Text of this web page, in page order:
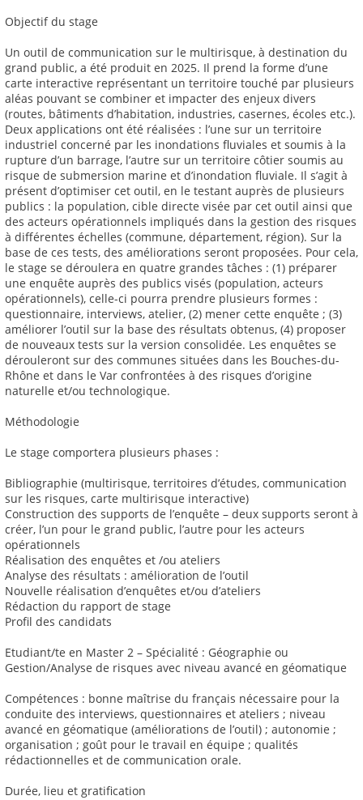
Objectif du stage
Un outil de communication sur le multirisque, à destination du
grand public, a été produit en 2025. Il prend la forme d’une
carte interactive représentant un territoire touché par plusieurs
aléas pouvant se combiner et impacter des enjeux divers
(routes, bâtiments d’habitation, industries, casernes, écoles etc.).
Deux applications ont été réalisées : l’une sur un territoire
industriel concerné par les inondations fluviales et soumis à la
rupture d’un barrage, l’autre sur un territoire côtier soumis au
risque de submersion marine et d’inondation fluviale. Il s’agit à
présent d’optimiser cet outil, en le testant auprès de plusieurs
publics : la population, cible directe visée par cet outil ainsi que
des acteurs opérationnels impliqués dans la gestion des risques
à différentes échelles (commune, département, région). Sur la
base de ces tests, des améliorations seront proposées. Pour cela,
le stage se déroulera en quatre grandes tâches : (1) préparer
une enquête auprès des publics visés (population, acteurs
opérationnels), celle-ci pourra prendre plusieurs formes :
questionnaire, interviews, atelier, (2) mener cette enquête ; (3)
améliorer l’outil sur la base des résultats obtenus, (4) proposer
de nouveaux tests sur la version consolidée. Les enquêtes se
dérouleront sur des communes situées dans les Bouches-du-
Rhône et dans le Var confrontées à des risques d’origine
naturelle et/ou technologique.
Méthodologie
Le stage comportera plusieurs phases :
Bibliographie (multirisque, territoires d’études, communication
sur les risques, carte multirisque interactive)
Construction des supports de l’enquête – deux supports seront à
créer, l’un pour le grand public, l’autre pour les acteurs
opérationnels
Réalisation des enquêtes et /ou ateliers
Analyse des résultats : amélioration de l’outil
Nouvelle réalisation d’enquêtes et/ou d’ateliers
Rédaction du rapport de stage
Profil des candidats
Etudiant/te en Master 2 – Spécialité : Géographie ou
Gestion/Analyse de risques avec niveau avancé en géomatique
Compétences : bonne maîtrise du français nécessaire pour la
conduite des interviews, questionnaires et ateliers ; niveau
avancé en géomatique (améliorations de l’outil) ; autonomie ;
organisation ; goût pour le travail en équipe ; qualités
rédactionnelles et de communication orale.
Durée, lieu et gratification